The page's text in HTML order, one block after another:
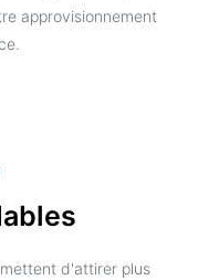
approvisionnement
d'attirer plus